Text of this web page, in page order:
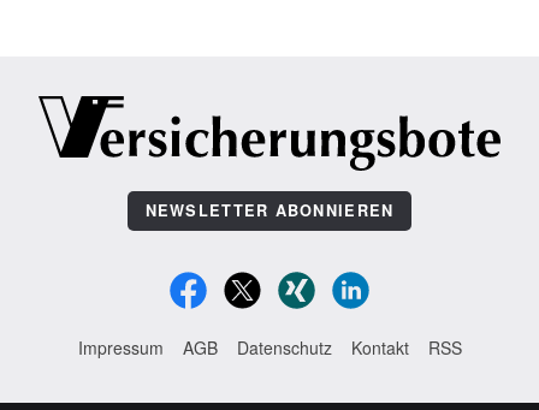
NEWSLETTER ABONNIEREN
Impressum AGB Datenschutz Kontakt RSS